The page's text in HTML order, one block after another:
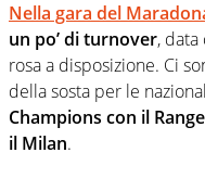
Nella gara del
un po’ di turnover,
rosa a disposizione. Ci
della sosta per le
Champions con il
il Milan.